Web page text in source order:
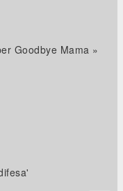
Goodbye Mama »